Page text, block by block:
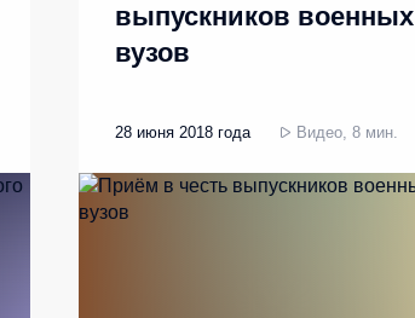
выпускников военных
вузов
28 июня 2018 года Видео, 8 мин.